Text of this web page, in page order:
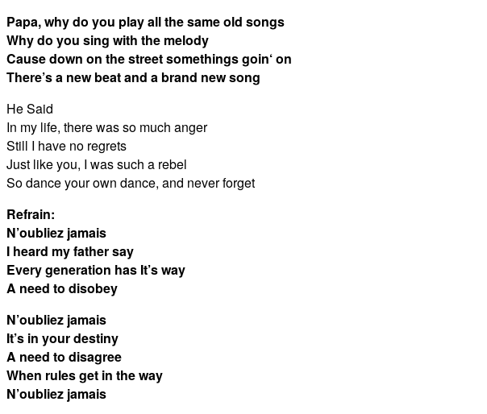
Papa, why do you play all the same old songs
Why do you sing with the melody
Cause down on the street somethings goin‘ on
There’s a new beat and a brand new song
He Said
In my life, there was so much anger
Still I have no regrets
Just like you, I was such a rebel
So dance your own dance, and never forget
Refrain:
N’oubliez jamais
I heard my father say
Every generation has It’s way
A need to disobey
N’oubliez jamais
It’s in your destiny
A need to disagree
When rules get in the way
N’oubliez jamais